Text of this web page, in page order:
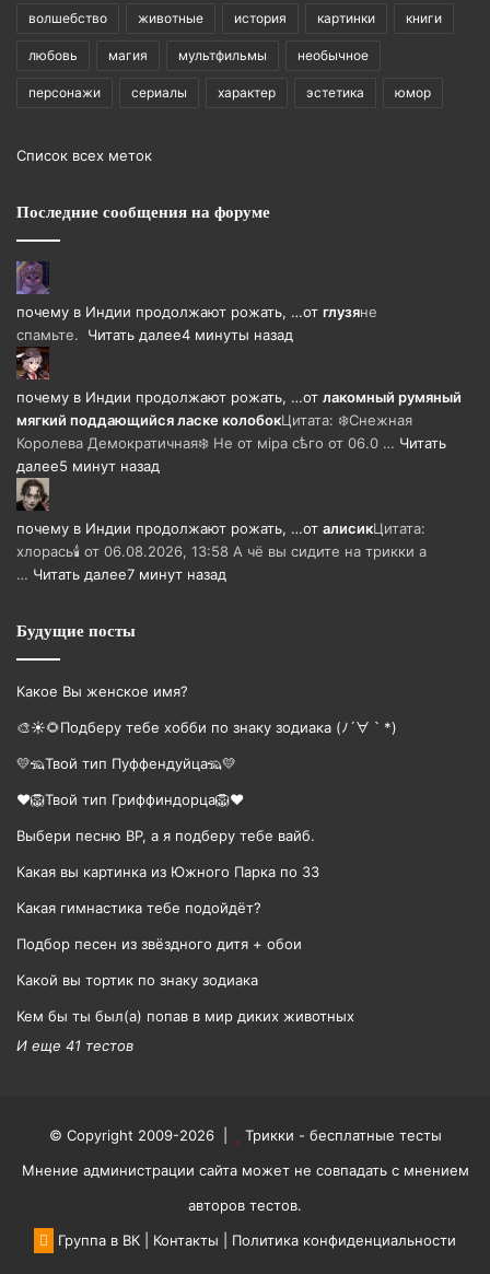
волшебство животные история картинки книги
любовь магия мультфильмы необычное
персонажи сериалы характер эстетика юмор
Список всех меток
Последние сообщения на форуме
почему в Индии продолжают рожать, …от глузяне
спамьте. Читать далее4 минуты назад
почему в Индии продолжают рожать, …от лакомный румяный
мягкий поддающийся ласке колобокЦитата: ❄️Снежная
Королева Демократичная❄️ Не от мiра сѣго от 06.0 … Читать
далее5 минут назад
почему в Индии продолжают рожать, …от алисикЦитата:
хлорась🕯 от 06.08.2026, 13:58 А чё вы сидите на трикки а
… Читать далее7 минут назад
Будущие посты
Какое Вы женское имя?
🎨☀🌻Подберу тебе хобби по знаку зодиака (ﾉ´∀｀*)
💛🦡Твой тип Пуффендуйца🦡💛
❤️🦁Твой тип Гриффиндорца🦁❤️
Выбери песню BP, а я подберу тебе вайб.
Какая вы картинка из Южного Парка по ЗЗ
Какая гимнастика тебе подойдёт?
Подбор песен из звёздного дитя + обои
Какой вы тортик по знаку зодиака
Кем бы ты был(а) попав в мир диких животных
И еще 41 тестов
© Copyright 2009-2026 |
Трикки - бесплатные тесты
Мнение администрации сайта может не совпадать с мнением
авторов тестов.
Группа в ВК
Контакты Политика конфиденциальности